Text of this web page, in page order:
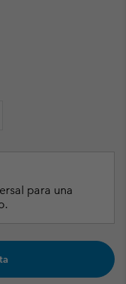
para una